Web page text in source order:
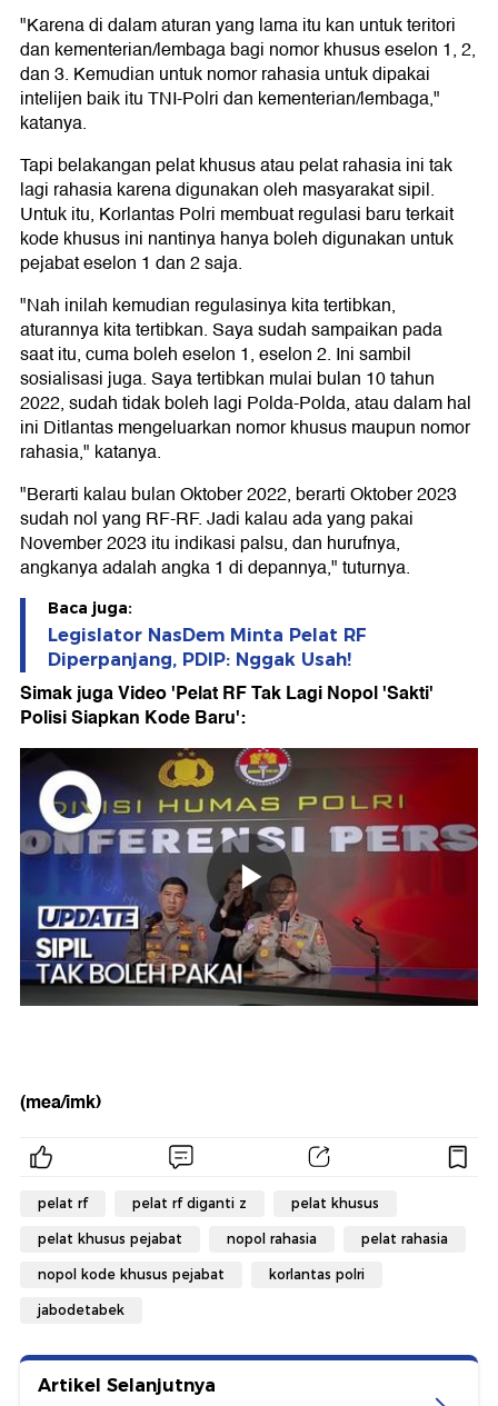
"Karena di dalam aturan yang lama itu kan untuk teritori
dan kementerian/lembaga bagi nomor khusus eselon 1, 2,
dan 3. Kemudian untuk nomor rahasia untuk dipakai
intelijen baik itu TNI-Polri dan kementerian/lembaga,"
katanya.
Tapi belakangan pelat khusus atau pelat rahasia ini tak
lagi rahasia karena digunakan oleh masyarakat sipil.
Untuk itu, Korlantas Polri membuat regulasi baru terkait
kode khusus ini nantinya hanya boleh digunakan untuk
pejabat eselon 1 dan 2 saja.
"Nah inilah kemudian regulasinya kita tertibkan,
aturannya kita tertibkan. Saya sudah sampaikan pada
saat itu, cuma boleh eselon 1, eselon 2. Ini sambil
sosialisasi juga. Saya tertibkan mulai bulan 10 tahun
2022, sudah tidak boleh lagi Polda-Polda, atau dalam hal
ini Ditlantas mengeluarkan nomor khusus maupun nomor
rahasia," katanya.
"Berarti kalau bulan Oktober 2022, berarti Oktober 2023
sudah nol yang RF-RF. Jadi kalau ada yang pakai
November 2023 itu indikasi palsu, dan hurufnya,
angkanya adalah angka 1 di depannya," tuturnya.
Baca juga:
Legislator NasDem Minta Pelat RF
Diperpanjang, PDIP: Nggak Usah!
Simak juga Video 'Pelat RF Tak Lagi Nopol 'Sakti'
Polisi Siapkan Kode Baru':
(mea/imk)
pelat rf pelat rf diganti z pelat khusus
pelat khusus pejabat nopol rahasia pelat rahasia
nopol kode khusus pejabat korlantas polri
jabodetabek
Artikel Selanjutnya